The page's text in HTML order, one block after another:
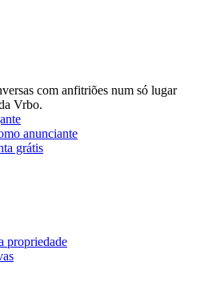
com anfitriões num só lugar
Vrbo.
anunciante
grátis
propriedade